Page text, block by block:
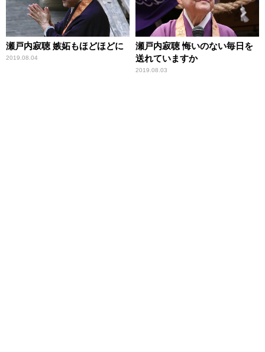
瀬戸内寂聴 嫉妬もほどほどに
2019.08.04
瀬戸内寂聴 悔いのない毎日を
送れていますか
2019.08.03